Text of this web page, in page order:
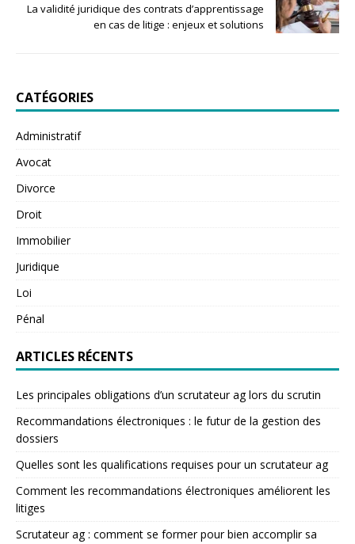
La validité juridique des contrats d’apprentissage
en cas de litige : enjeux et solutions
CATÉGORIES
Administratif
Avocat
Divorce
Droit
Immobilier
Juridique
Loi
Pénal
ARTICLES RÉCENTS
Les principales obligations d’un scrutateur ag lors du scrutin
Recommandations électroniques : le futur de la gestion des
dossiers
Quelles sont les qualifications requises pour un scrutateur ag
Comment les recommandations électroniques améliorent les
litiges
Scrutateur ag : comment se former pour bien accomplir sa